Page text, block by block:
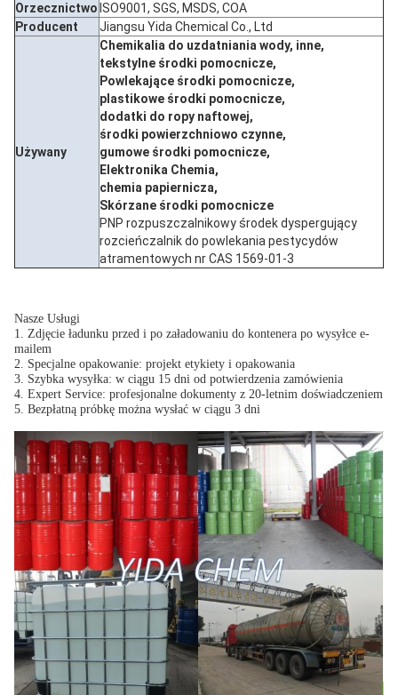
Orzecznictwo ISO9001, SGS, MSDS, COA
Producent
Jiangsu Yida Chemical Co., Ltd
Używany
Chemikalia do uzdatniania wody, inne,
tekstylne środki pomocnicze,
Powlekające środki pomocnicze,
plastikowe środki pomocnicze,
dodatki do ropy naftowej,
środki powierzchniowo czynne,
gumowe środki pomocnicze,
Elektronika Chemia,
chemia papiernicza,
Skórzane środki pomocnicze
PNP rozpuszczalnikowy środek dyspergujący
rozcieńczalnik do powlekania pestycydów
atramentowych nr CAS 1569-01-3
Nasze Usługi
1. Zdjęcie ładunku przed i po załadowaniu do kontenera po wysyłce e-
mailem
2. Specjalne opakowanie: projekt etykiety i opakowania
3. Szybka wysyłka: w ciągu 15 dni od potwierdzenia zamówienia
4. Expert Service: profesjonalne dokumenty z 20-letnim doświadczeniem
5. Bezpłatną próbkę można wysłać w ciągu 3 dni